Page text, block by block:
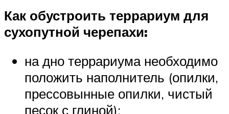
Как обустроить террариум для
сухопутной черепахи:
на дно террариума необходимо
положить наполнитель (опилки,
прессовынные опилки, чистый
песок с глиной);